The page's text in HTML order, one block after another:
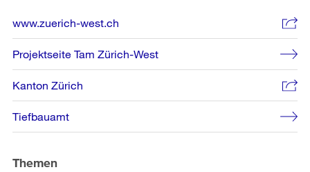
Weitere
Informationen
www.zuerich-west.ch
Projektseite Tam Zürich-West
Kanton Zürich
Tiefbauamt
Themen